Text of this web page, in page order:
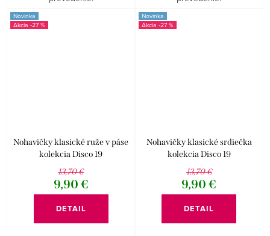
Novinka
-27 %
Nohavičky klasické ruže v páse
kolekcia Disco 19
13,70 €
9,90 €
DETAIL
Novinka
-27 %
Nohavičky klasické srdiečka
kolekcia Disco 19
13,70 €
9,90 €
DETAIL